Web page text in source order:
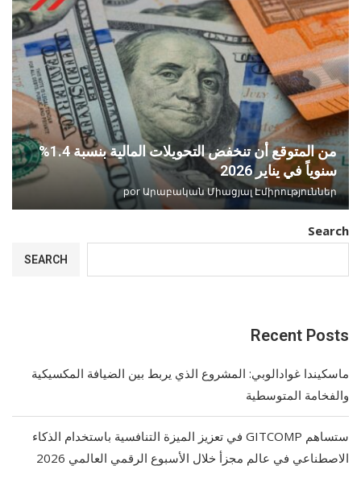
من المتوقع أن تنخفض التحويلات المالية بنسبة 1.4%
سنوياً في يناير 2026
porԱրաբական Միացյալ Էմիրություններ
Search
SEARCH
Recent Posts
ماسكيندا غوادالوبي: المشروع الذي يربط بين الضيافة المكسيكية
والفخامة المتوسطية
ستساهم GITCOMP في تعزيز الميزة التنافسية باستخدام الذكاء
الاصطناعي في عالم مجزأ خلال الأسبوع الرقمي العالمي 2026